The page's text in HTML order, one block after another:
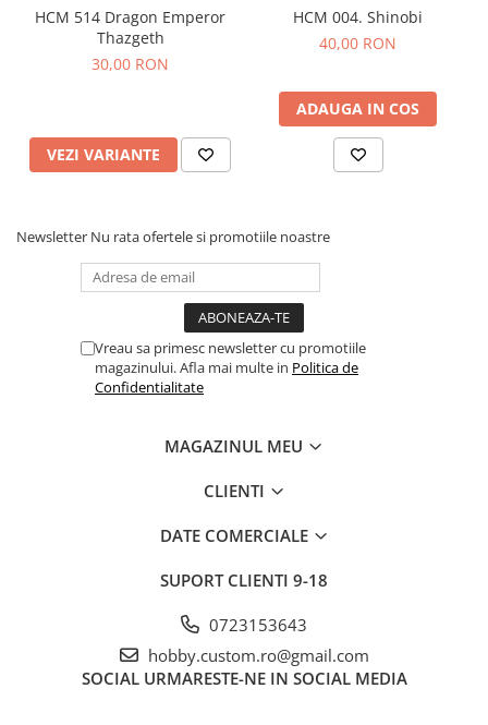
HCM 514 Dragon Emperor
Thazgeth
30,00 RON
VEZI VARIANTE
HCM 004. Shinobi
40,00 RON
ADAUGA IN COS
Newsletter Nu rata ofertele si promotiile noastre
Vreau sa primesc newsletter cu promotiile
magazinului. Afla mai multe in Politica de
Confidentialitate
MAGAZINUL MEU
CLIENTI
DATE COMERCIALE
SUPORT CLIENTI 9-18
0723153643
hobby.custom.ro@gmail.com
SOCIAL URMARESTE-NE IN SOCIAL MEDIA